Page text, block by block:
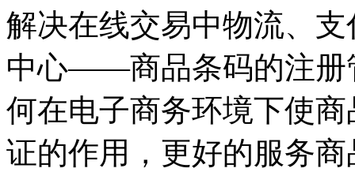
解决在线交易中物流、
中心——商品条码的注册
何在电子商务环境下使
证的作用，更好的服务